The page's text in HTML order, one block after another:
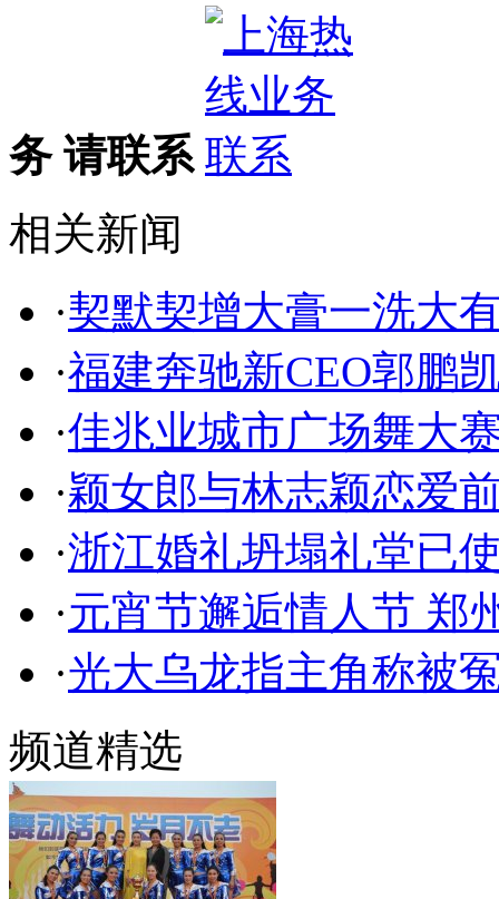
务 请联系
相关新闻
·契默契增大膏一洗大
·福建奔驰新CEO郭鹏
·佳兆业城市广场舞大
·颖女郎与林志颖恋爱
·浙江婚礼坍塌礼堂已
·元宵节邂逅情人节 郑
·光大乌龙指主角称被
频道精选